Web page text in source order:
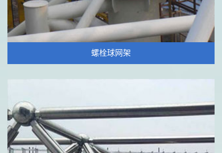
螺栓球网架